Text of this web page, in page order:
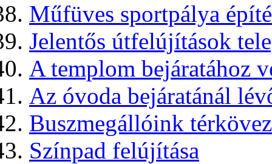
Műfüves sportpálya
Jelentős útfelújítások
A templom bejáratához
Az óvoda bejáratánál
Buszmegállóink
Színpad felújítása